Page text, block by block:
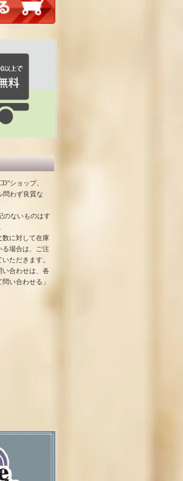
ショップ、
問わず良質な
のないものはす
数に対して在庫
る場合は、ご注
ただきます。
い合わせは、各
い合わせる」